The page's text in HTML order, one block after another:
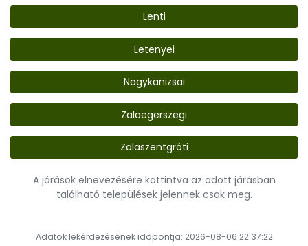
Lenti
Letenyei
Nagykanizsai
Zalaegerszegi
Zalaszentgróti
A járások elnevezésére kattintva az adott járásban
található települések jelennek csak meg.
Adatok lekérdezésének időpontja: 2026-08-06 22:37:22